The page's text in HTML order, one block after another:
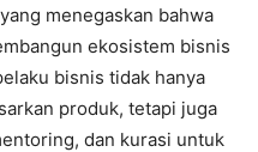
menegaskan bahwa
ekosistem bisnis
bisnis tidak hanya
produk, tetapi juga
dan kurasi untuk